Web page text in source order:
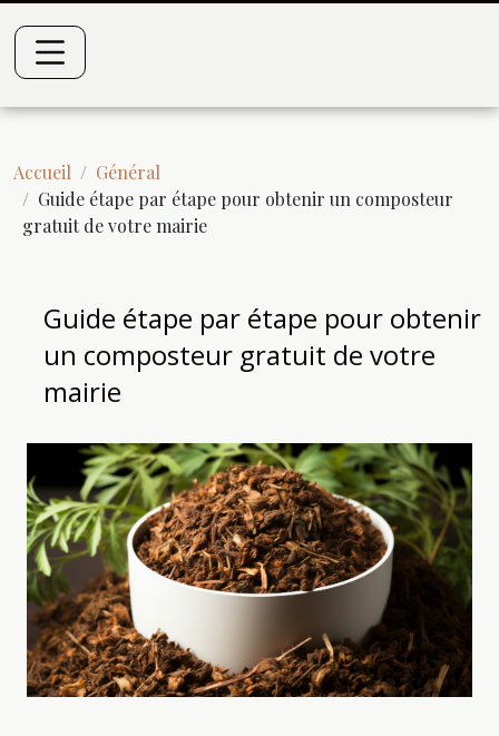
Accueil
Général
Guide étape par étape pour obtenir un composteur
gratuit de votre mairie
Guide étape par étape pour obtenir
un composteur gratuit de votre
mairie